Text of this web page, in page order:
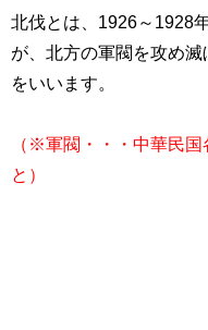
北伐とは、 1926～1928
が、北方の軍閥を攻め滅
をいいます。
（※軍閥・・・中華民
と）